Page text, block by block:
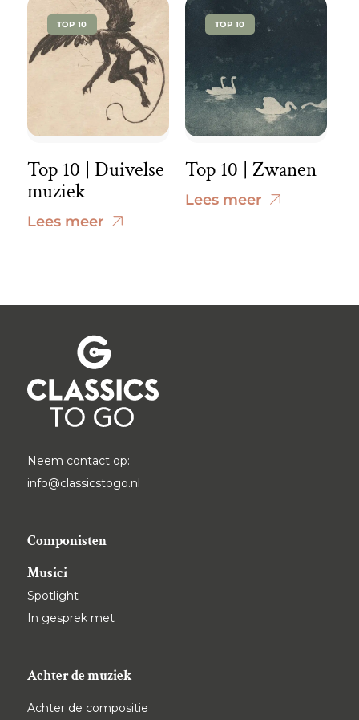
TOP 10
Top 10 | Duivelse
muziek
Lees meer
TOP 10
Top 10 | Zwanen
Lees meer
Neem contact op:
info@classicstogo.nl
Componisten
Musici
Spotlight
In gesprek met
Achter de muziek
Achter de compositie